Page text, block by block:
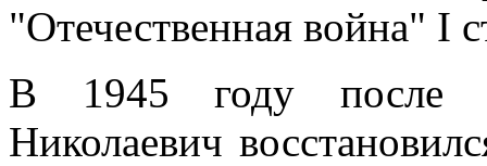
"Отечественная война" I
В 1945 году после
Николаевич